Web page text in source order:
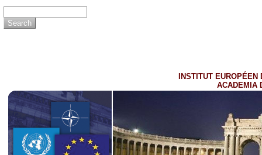
INSTITUT EUROPÉEN
ACADEMIA